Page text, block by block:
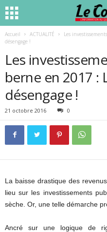
Accueil ACTUALITÉ
Les
désengage !
Les
berne en 2017 :
désengage !
21 octobre 2016 0
La baisse drastique des
lieu sur les investissements
sèche. Or, une telle démarche
Ancré sur une logique de